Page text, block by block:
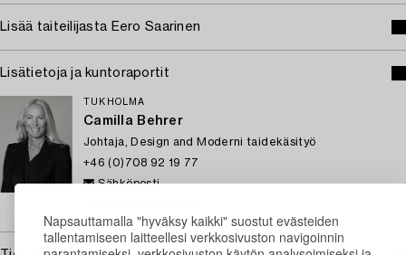
Napsauttamalla "hyväksy kaikki" suostut evästeiden
tallentamiseen laitteellesi verkkosivuston navigoinnin
Lisää taiteilijasta Eero Saarinen
Lisätietoja ja kuntoraportit
TUKHOLMA
Camilla Behrer
Johtaja, Design and Moderni taidekäsityö
+46 (0)708 92 19 77
Sähköposti